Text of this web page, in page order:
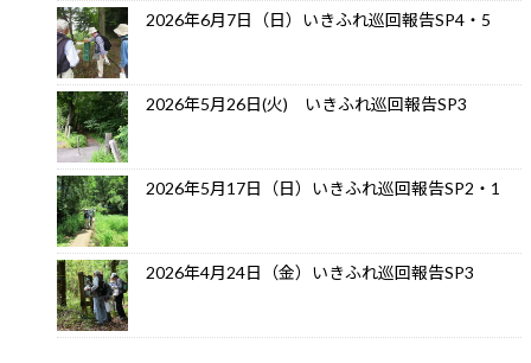
2026年6月7日（日）いきふれ巡回報告SP4・5
2026年5月26日(火) いきふれ巡回報告SP3
2026年5月17日（日）いきふれ巡回報告SP2・1
2026年4月24日（金）いきふれ巡回報告SP3